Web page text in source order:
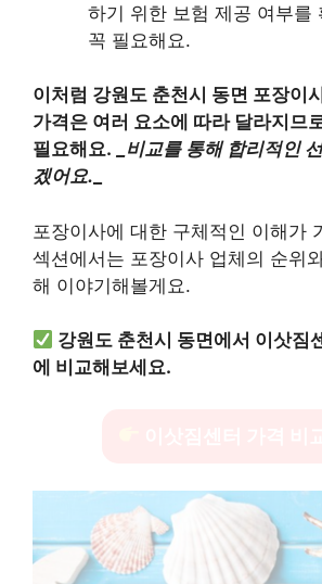
하기 위한 보험 제공 여부를
꼭 필요해요.
이처럼 강원도 춘천시 동면 포장이
가격은 여러 요소에 따라 달라지므
필요해요.
_비교를 통해 합리적인
겠어요.
포장이사에 대한 구체적인 이해가
섹션에서는 포장이사 업체의 순위
해 이야기해볼게요.
강원도 춘천시 동면에서 이삿짐
에 비교해보세요.